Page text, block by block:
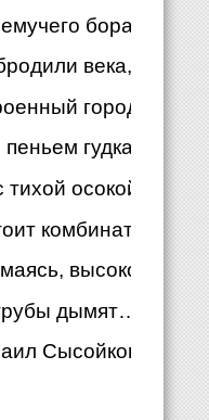
бора,
века,-
город
гудка.
осокой
комбинат;
высоко
дымят…
Сысойков